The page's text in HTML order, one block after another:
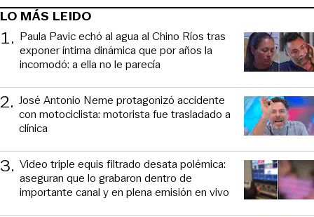
LO MÁS LEIDO
1. Paula Pavic echó al agua al Chino Ríos tras
exponer íntima dinámica que por años la
incomodó: a ella no le parecía
2. José Antonio Neme protagonizó accidente
con motociclista: motorista fue trasladado a
clínica
3. Video triple equis filtrado desata polémica:
aseguran que lo grabaron dentro de
importante canal y en plena emisión en vivo